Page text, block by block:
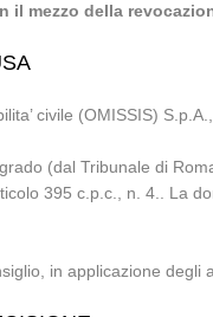
il mezzo della
civile (OMISSIS)
(dal Tribunale di
395 c.p.c., n. 4.. La
in applicazione degli